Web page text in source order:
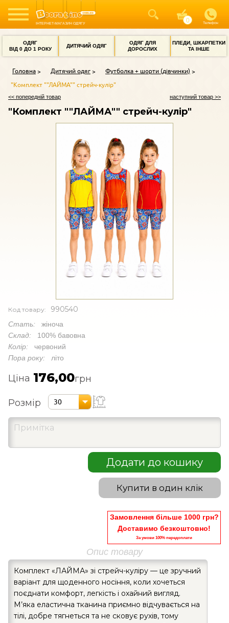
ІНТЕРНЕТ-МАГАЗИН ОДЯГУ Телефон
ОДЯГ
ВІД 0 ДО 1 РОКУ
ДИТЯЧИЙ ОДЯГ
ОДЯГ ДЛЯ
ДОРОСЛИХ
ПЛЕДИ, ШКАРПЕТКИ
ТА ІНШЕ
Головна Дитячий одяг
Футболка + шорти (дівчинки)
"Комплект ""ЛАЙМА"" стрейч-кулір"
<< попередній товар наступний товар >>
"Комплект ""ЛАЙМА"" стрейч-кулір"
Код товару: 990540
Стать: жіноча
Склад: 100% бавовна
Колір: червоний
Пора року: літо
Ціна 176,00грн
Розмір 30
Додати до кошику
Купити в один клік
Замовлення більше 1000 грн?
Доставимо безкоштовно!
За умови 100% передоплати
Опис товару
Комплект «ЛАЙМА» зі стрейч-куліру — це зручний
варіант для щоденного носіння, коли хочеться
поєднати комфорт, легкість і охайний вигляд.
М’яка еластична тканина приємно відчувається на
тілі, добре тягнеться та не сковує рухів, тому